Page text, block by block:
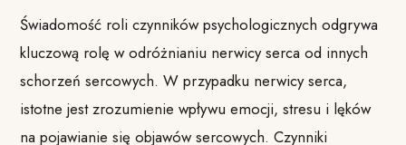
Świadomość roli czynników psychologicznych odgrywa
kluczową rolę w odróżnianiu nerwicy serca od innych
schorzeń sercowych. W przypadku nerwicy serca,
istotne jest zrozumienie wpływu emocji, stresu i lęków
na pojawianie się objawów sercowych. Czynniki